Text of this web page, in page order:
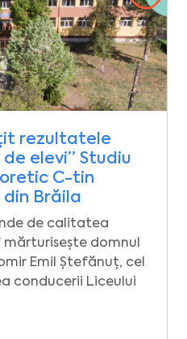
rezultatele
elevi” Studiu
C-tin
din Brăila
de calitatea
mărturisește domnul
Emil Ștefănuț, cel
conducerii Liceului